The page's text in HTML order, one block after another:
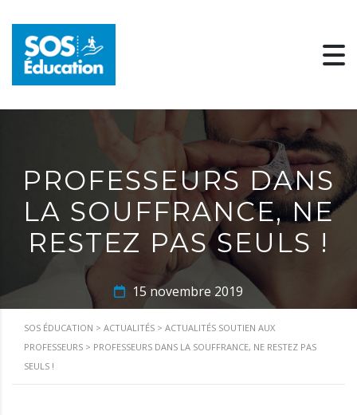
PROFESSEURS DANS
LA SOUFFRANCE, NE
RESTEZ PAS SEULS !
SOS ÉDUCATION > ACTUALITÉS > ACTUALITÉS SOUTIEN AUX
PROFESSEURS > PROFESSEURS DANS LA SOUFFRANCE, NE RESTEZ PAS
SEULS !
15 novembre 2019